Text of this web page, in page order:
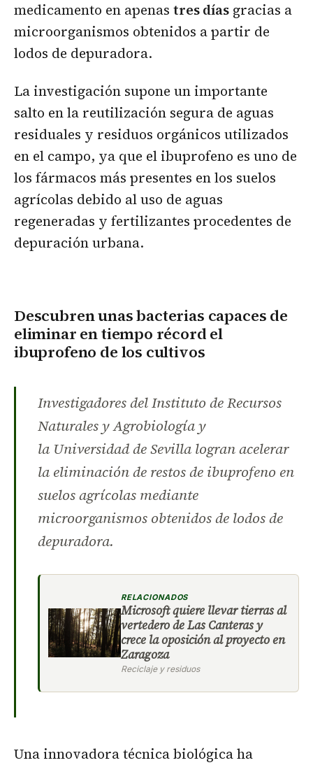
medicamento en apenas tres días gracias a
microorganismos obtenidos a partir de
lodos de depuradora.
La investigación supone un importante
salto en la reutilización segura de aguas
residuales y residuos orgánicos utilizados
en el campo, ya que el ibuprofeno es uno de
los fármacos más presentes en los suelos
agrícolas debido al uso de aguas
regeneradas y fertilizantes procedentes de
depuración urbana.
Descubren unas bacterias capaces de
eliminar en tiempo récord el
ibuprofeno de los cultivos
Investigadores del Instituto de Recursos
Naturales y Agrobiología y
la Universidad de Sevilla logran acelerar
la eliminación de restos de ibuprofeno en
suelos agrícolas mediante
microorganismos obtenidos de lodos de
depuradora.
RELACIONADOS
Microsoft quiere llevar tierras al
vertedero de Las Canteras y
crece la oposición al proyecto en
Zaragoza
Reciclaje y residuos
Una innovadora técnica biológica ha